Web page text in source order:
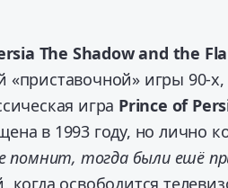
The Shadow and the
«приставочной» игры 90-
игра Prince of
в 1993 году, но лично
помнит, тогда были ешё
когда освободится